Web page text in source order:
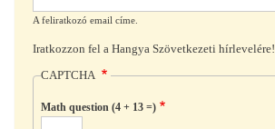
A feliratkozó email címe.
Iratkozzon fel a Hangya Szövetkezeti hírlevelére!
CAPTCHA
Math question (4 + 13 =)